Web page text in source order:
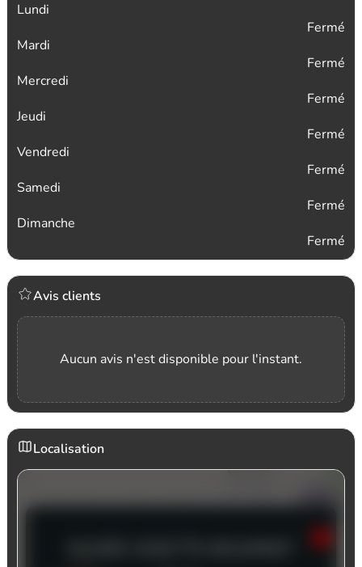
Lundi
Fermé
Mardi
Fermé
Mercredi
Fermé
Jeudi
Fermé
Vendredi
Fermé
Samedi
Fermé
Dimanche
Fermé
Avis clients
Aucun avis n'est disponible pour l'instant.
Localisation